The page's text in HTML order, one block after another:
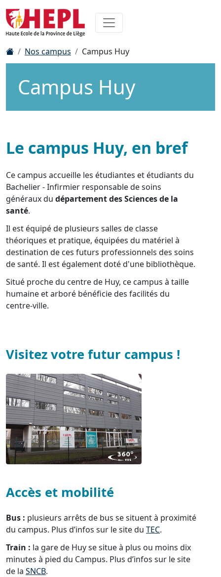
Nos campus Campus Huy
Campus Huy
Le campus Huy, en bref
Ce campus accueille les étudiantes et étudiants du
Bachelier - Infirmier responsable de soins
généraux du département des Sciences de la
santé.
Il est équipé de plusieurs salles de classe
théoriques et pratique, équipées du matériel à
destination de ces futurs professionnels des soins
de santé. Il est également doté d'une bibliothèque.
Situé proche du centre de Huy, ce campus à taille
humaine et arboré bénéficie des facilités du
centre-ville.
Visitez votre futur campus !
Accès et mobilité
Bus : plusieurs arrêts de bus se situent à proximité
du campus. Plus d’infos sur le site du TEC.
Train : la gare de Huy se situe à plus ou moins dix
minutes à pied du Campus. Plus d’infos sur le site
de la SNCB.